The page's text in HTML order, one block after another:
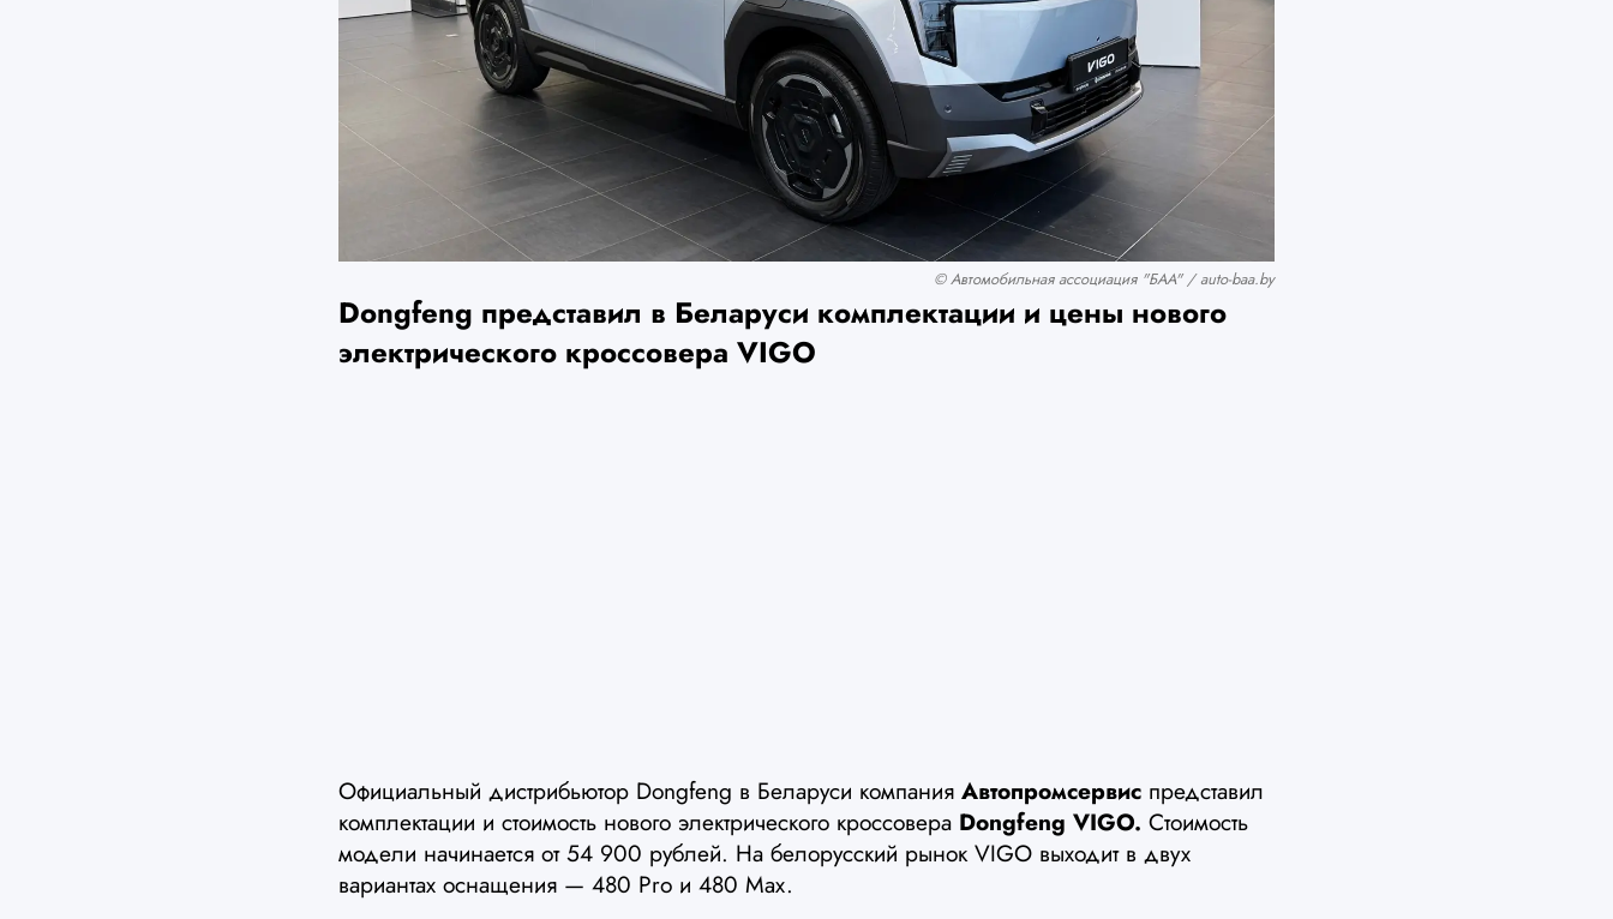
© Автомобильная ассоциация "БАА" / auto-baa.by
Dongfeng представил в Беларуси комплектации и цены нового
электрического кроссовера VIGO
Официальный дистрибьютор Dongfeng в Беларуси компания Автопромсервис представил
комплектации и стоимость нового электрического кроссовера Dongfeng VIGO. Стоимость
модели начинается от 54 900 рублей. На белорусский рынок VIGO выходит в двух
вариантах оснащения — 480 Pro и 480 Max.